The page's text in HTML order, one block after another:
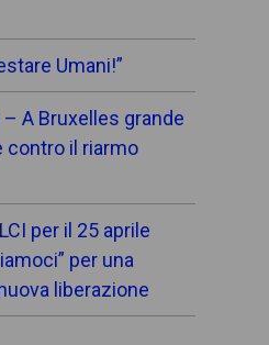
Umani!”
A Bruxelles grande
il riarmo
per il 25 aprile
per una
liberazione